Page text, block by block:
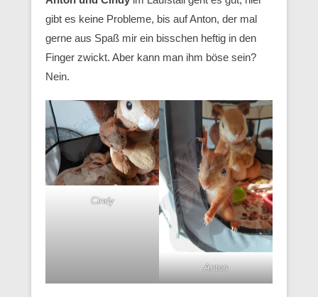
gibt es keine Probleme, bis auf Anton, der mal
gerne aus Spaß mir ein bisschen heftig in den
Finger zwickt. Aber kann man ihm böse sein?
Nein.
Cindy
Anton